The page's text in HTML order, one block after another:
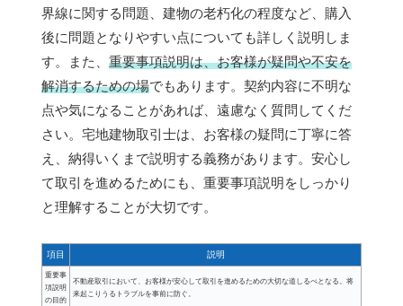
界線に関する問題、建物の老朽化の程度など、購入
後に問題となりやすい点についても詳しく説明しま
す。また、 重要事項説明は、お客様が疑問や不安を
解消するための場でもあります。契約内容に不明な
点や気になることがあれば、遠慮なく質問してくだ
さい。宅地建物取引士は、お客様の疑問に丁寧に答
え、納得いくまで説明する義務があります。安心し
て取引を進めるためにも、重要事項説明をしっかり
と理解することが大切です。
項目 説明
重要事
項説明
の目的
不動産取引において、お客様が安心して取引を進めるための大切な道しるべとなる。将
来起こりうるトラブルを事前に防ぐ。